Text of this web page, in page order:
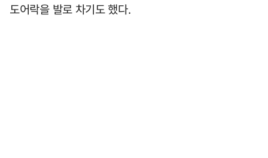
도어락을 발로 차기도 했다.